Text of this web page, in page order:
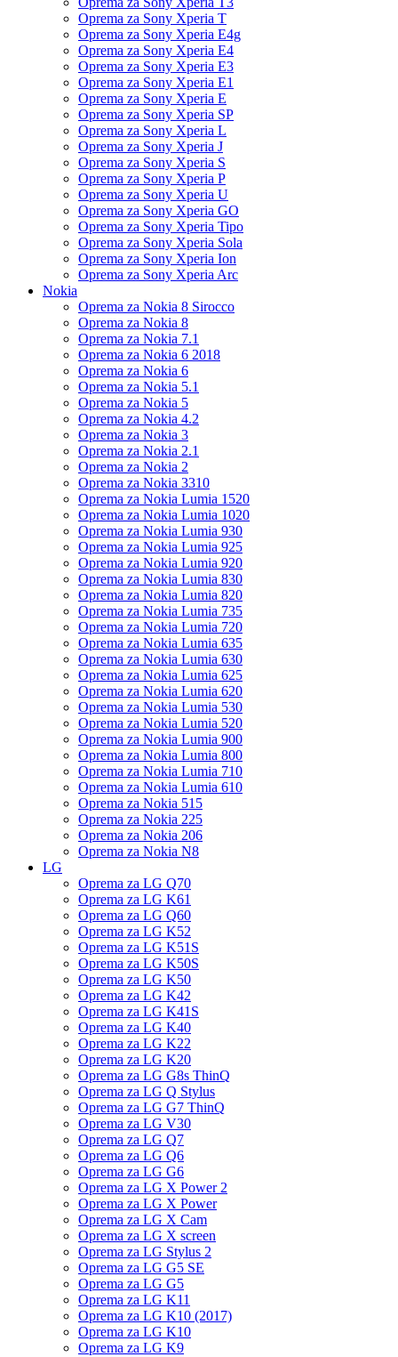
Oprema za Sony Xperia T
Oprema za Sony Xperia E4g
Oprema za Sony Xperia E4
Oprema za Sony Xperia E3
Oprema za Sony Xperia E1
Oprema za Sony Xperia E
Oprema za Sony Xperia SP
Oprema za Sony Xperia L
Oprema za Sony Xperia J
Oprema za Sony Xperia S
Oprema za Sony Xperia P
Oprema za Sony Xperia U
Oprema za Sony Xperia GO
Oprema za Sony Xperia Tipo
Oprema za Sony Xperia Sola
Oprema za Sony Xperia Ion
Oprema za Sony Xperia Arc
Nokia
Oprema za Nokia 8 Sirocco
Oprema za Nokia 8
Oprema za Nokia 7.1
Oprema za Nokia 6 2018
Oprema za Nokia 6
Oprema za Nokia 5.1
Oprema za Nokia 5
Oprema za Nokia 4.2
Oprema za Nokia 3
Oprema za Nokia 2.1
Oprema za Nokia 2
Oprema za Nokia 3310
Oprema za Nokia Lumia 1520
Oprema za Nokia Lumia 1020
Oprema za Nokia Lumia 930
Oprema za Nokia Lumia 925
Oprema za Nokia Lumia 920
Oprema za Nokia Lumia 830
Oprema za Nokia Lumia 820
Oprema za Nokia Lumia 735
Oprema za Nokia Lumia 720
Oprema za Nokia Lumia 635
Oprema za Nokia Lumia 630
Oprema za Nokia Lumia 625
Oprema za Nokia Lumia 620
Oprema za Nokia Lumia 530
Oprema za Nokia Lumia 520
Oprema za Nokia Lumia 900
Oprema za Nokia Lumia 800
Oprema za Nokia Lumia 710
Oprema za Nokia Lumia 610
Oprema za Nokia 515
Oprema za Nokia 225
Oprema za Nokia 206
Oprema za Nokia N8
LG
Oprema za LG Q70
Oprema za LG K61
Oprema za LG Q60
Oprema za LG K52
Oprema za LG K51S
Oprema za LG K50S
Oprema za LG K50
Oprema za LG K42
Oprema za LG K41S
Oprema za LG K40
Oprema za LG K22
Oprema za LG K20
Oprema za LG G8s ThinQ
Oprema za LG Q Stylus
Oprema za LG G7 ThinQ
Oprema za LG V30
Oprema za LG Q7
Oprema za LG Q6
Oprema za LG G6
Oprema za LG X Power 2
Oprema za LG X Power
Oprema za LG X Cam
Oprema za LG X screen
Oprema za LG Stylus 2
Oprema za LG G5 SE
Oprema za LG G5
Oprema za LG K11
Oprema za LG K10 (2017)
Oprema za LG K10
Oprema za LG K9